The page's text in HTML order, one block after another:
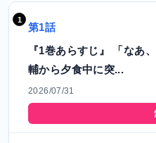
第1話
『1巻あらすじ』 「なあ
輔から夕食中に突...
2026/07/31